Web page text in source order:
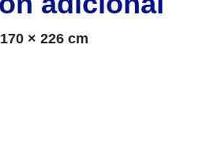
× 226 cm